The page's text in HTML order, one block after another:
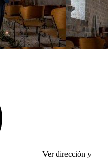
Ver dirección y